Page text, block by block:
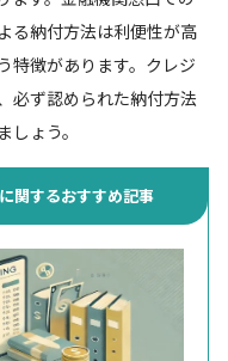
る納付方法は利便性が高
特徴があります。クレジ
必ず認められた納付方法
ょう。
関するおすすめ記事